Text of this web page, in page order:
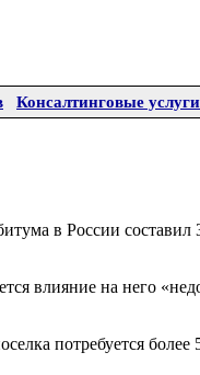
Консалтинговые услуги
в России
влияние на него
потребуется